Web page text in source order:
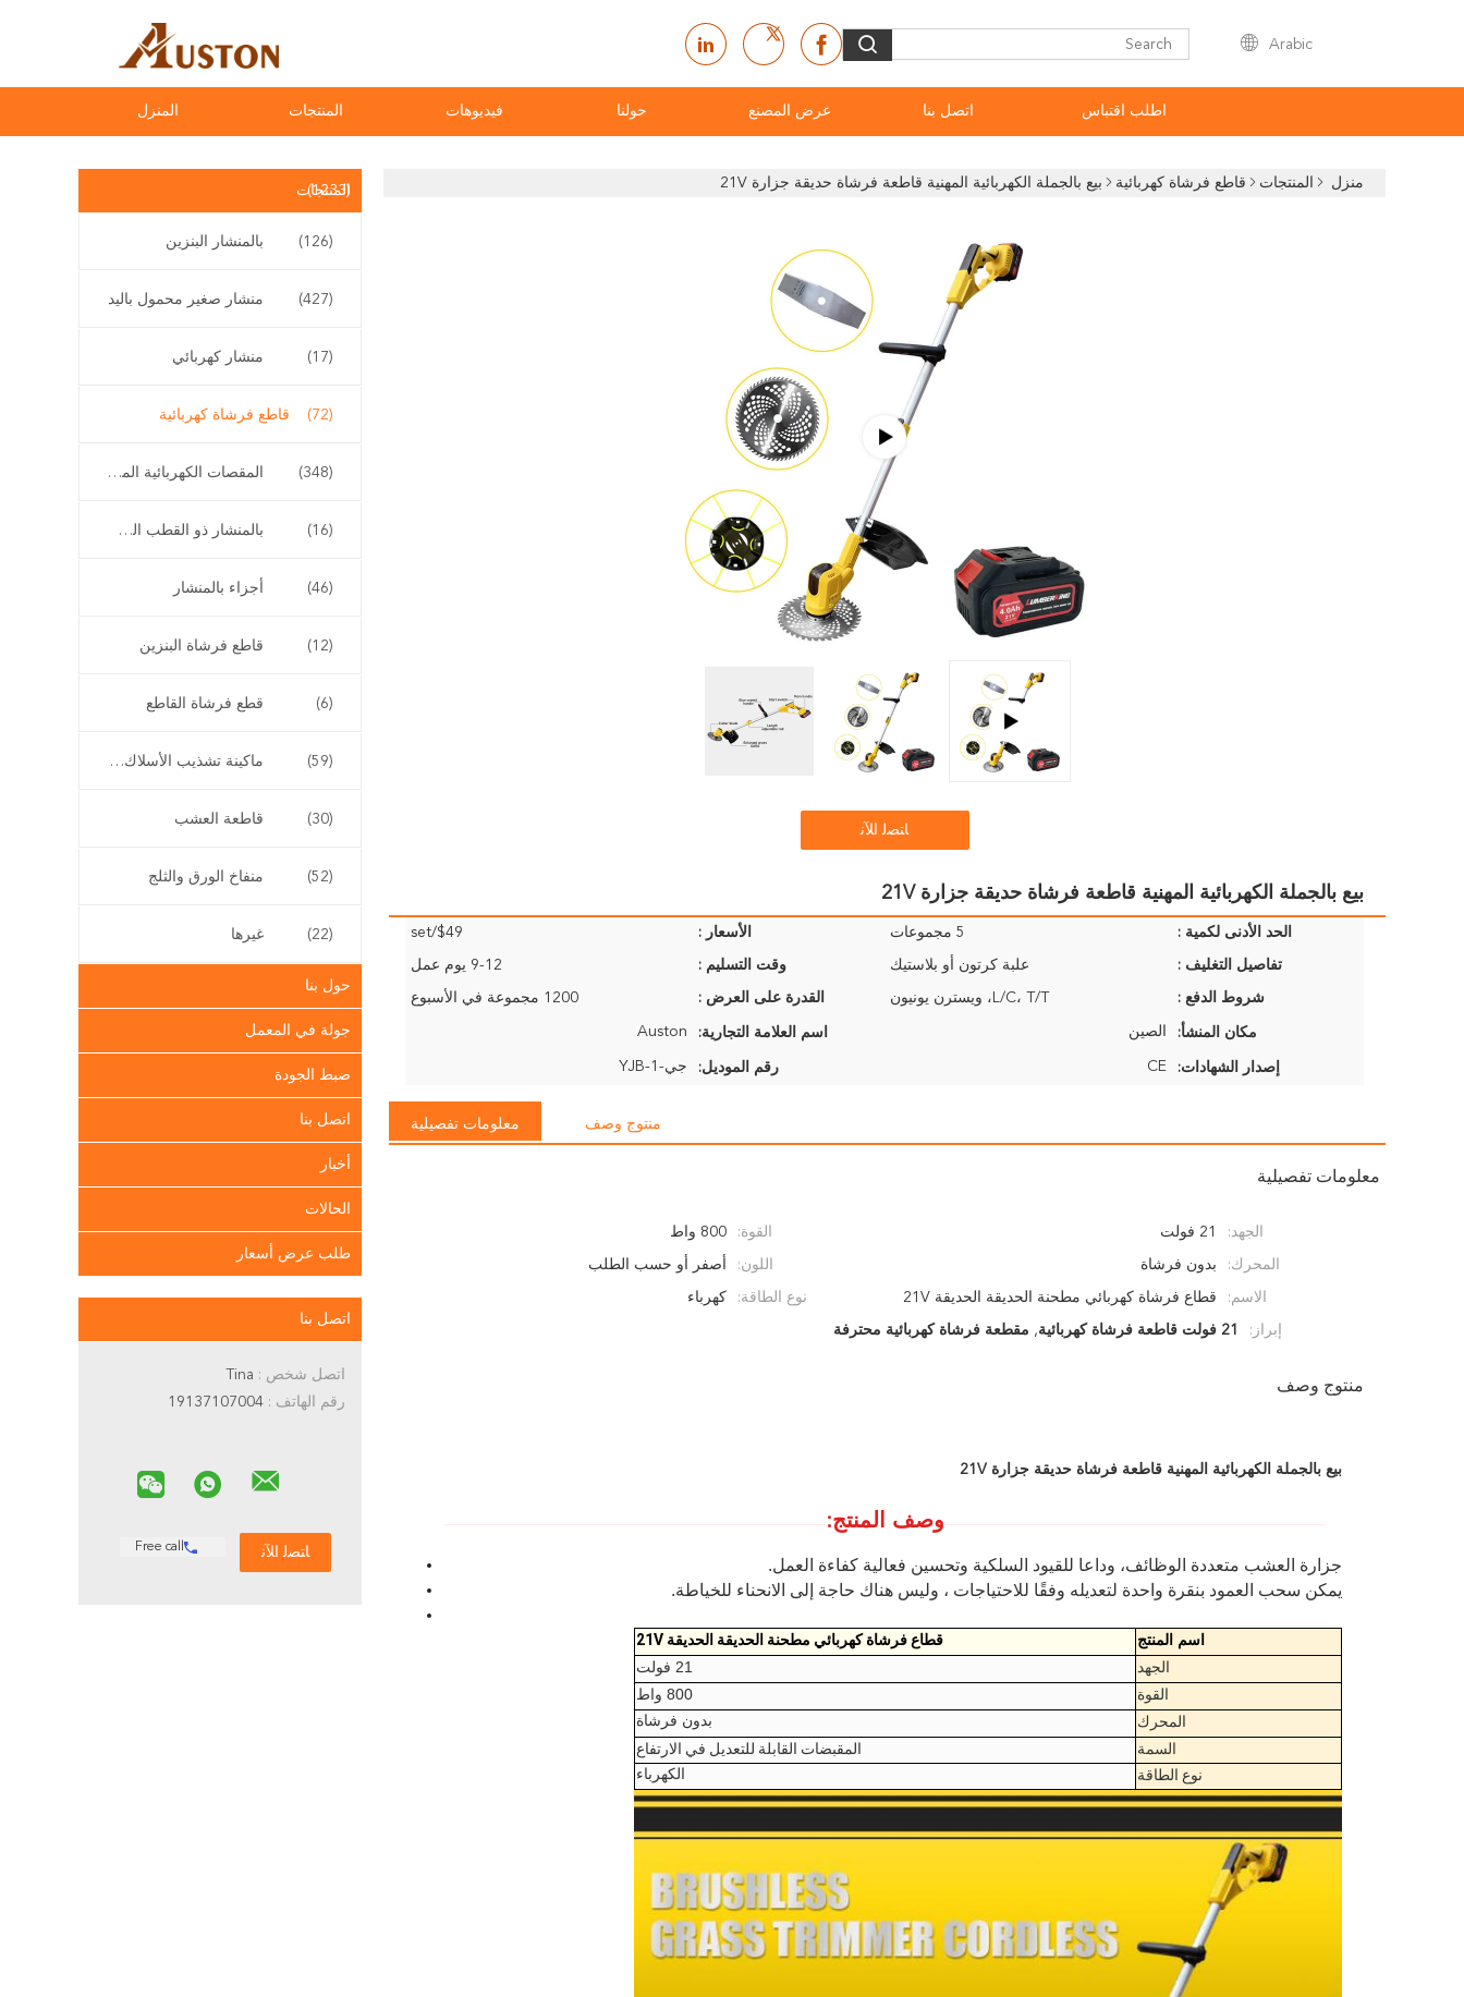
Arabic
المنزل المنتجات فيديوهات حولنا عرض المصنع اتصل بنا اطلب اقتباس
المنتجات(1233)
بالمنشار البنزين (126)
منشار صغير محمول باليد (427)
منشار كهربائي (17)
قاطع فرشاة كهربائية (72)
المقصات الكهربائية المقلم (348)
بالمنشار ذو القطب الطويل (16)
أجزاء بالمنشار (46)
قاطع فرشاة البنزين (12)
قطع فرشاة القاطع (6)
ماكينة تشذيب الأسلاك اللاسلكية (59)
قاطعة العشب (30)
منفاخ الورق والثلج (52)
غيرها (22)
حول بنا
جولة في المعمل
ضبط الجودة
اتصل بنا
أخبار
الحالات
طلب عرض أسعار
اتصل بنا
اتصل شخص :
رقم الهاتف :
Free call
منزل المنتجات قاطع فرشاة كهربائية بيع بالجملة الكهربائية المهنية قاطعة فرشاة حديقة جزارة 21V
ﺎﺘﺼﻟ ﺍﻶﻧ
بيع بالجملة الكهربائية المهنية قاطعة فرشاة حديقة جزارة 21V
الحد الأدنى لكمية : 5 مجموعات الأسعار : $49/set
تفاصيل التغليف : علبة كرتون أو بلاستيك وقت التسليم : 9-12 يوم عمل
شروط الدفع : L/C، T/T، ويسترن يونيون القدرة على العرض : 1200 مجموعة في الأسبوع
مكان المنشأ: الصين اسم العلامة التجارية: Auston
إصدار الشهادات: CE رقم الموديل: جي-YJB-1
معلومات تفصيلية منتوج وصف
معلومات تفصيلية
الجهد: 21 فولت القوة: 800 واط
المحرك: بدون فرشاة اللون: أصفر أو حسب الطلب
الاسم: قطاع فرشاة كهربائي مطحنة الحديقة الحديقة 21V نوع الطاقة: كهرباء
إبراز: 21 فولت قاطعة فرشاة كهربائية , مقطعة فرشاة كهربائية محترفة
منتوج وصف
بيع بالجملة الكهربائية المهنية قاطعة فرشاة حديقة جزارة 21V
وصف المنتج:
جزارة العشب متعددة الوظائف، وداعا للقيود السلكية وتحسين فعالية كفاءة العمل.
يمكن سحب العمود بنقرة واحدة لتعديله وفقًا للاحتياجات ، وليس هناك حاجة إلى الانحناء للخياطة.
اسم المنتج
قطاع فرشاة كهربائي مطحنة الحديقة الحديقة 21V
الجهد
21 فولت
القوة
800 واط
المحرك
بدون فرشاة
السمة
المقبضات القابلة للتعديل في الارتفاع
نوع الطاقة
الكهرباء